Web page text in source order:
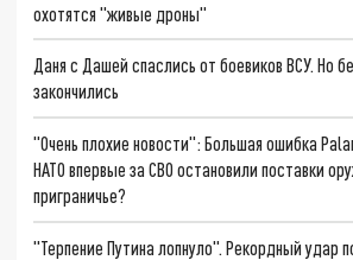
охотятся "живые дроны"
Даня с Дашей спаслись от боевиков ВСУ. Но
закончились
"Очень плохие новости": Большая ошибка
НАТО впервые за СВО остановили поставки
приграничье?
"Терпение Путина лопнуло". Рекордный удар